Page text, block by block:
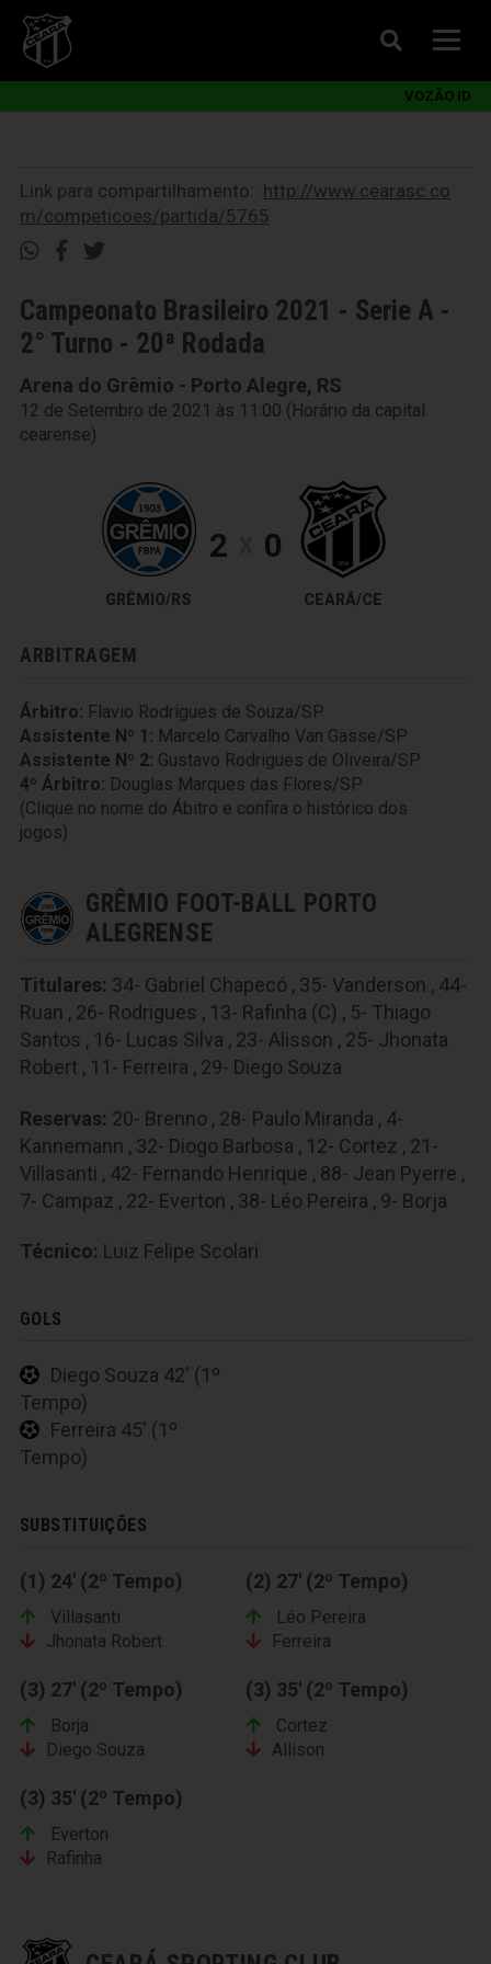
VOZÃO ID
Link para compartilhamento:: http://www.cearasc.co
m/competicoes/partida/5765
Campeonato Brasileiro 2021 - Serie A -
2° Turno - 20ª Rodada
Arena do Grêmio - Porto Alegre, RS
12 de Setembro de 2021 às 11:00 (Horário da capital
cearense)
GRÊMIO/RS
2 0
CEARÁ/CE
ARBITRAGEM
Árbitro: Flavio Rodrigues de Souza/SP
Assistente Nº 1: Marcelo Carvalho Van Gasse/SP
Assistente Nº 2: Gustavo Rodrigues de Oliveira/SP
4º Árbitro: Douglas Marques das Flores/SP
(Clique no nome do Ábitro e confira o histórico dos
jogos)
GRÊMIO FOOT-BALL PORTO
ALEGRENSE
Titulares: 34- Gabriel Chapecó , 35- Vanderson , 44-
Ruan , 26- Rodrigues , 13- Rafinha (C) , 5- Thiago
Santos , 16- Lucas Silva , 23- Alisson , 25- Jhonata
Robert , 11- Ferreira , 29- Diego Souza
Reservas: 20- Brenno , 28- Paulo Miranda , 4-
Kannemann , 32- Diogo Barbosa , 12- Cortez , 21-
Villasanti , 42- Fernando Henrique , 88- Jean Pyerre ,
7- Campaz , 22- Everton , 38- Léo Pereira , 9- Borja
Técnico: Luiz Felipe Scolari
GOLS
Diego Souza 42' (1º
Tempo)
Ferreira 45' (1º
Tempo)
SUBSTITUIÇÕES
(1) 24' (2º Tempo)
Villasanti
Jhonata Robert
(2) 27' (2º Tempo)
Léo Pereira
Ferreira
(3) 27' (2º Tempo)
Borja
Diego Souza
(3) 35' (2º Tempo)
Cortez
Allison
(3) 35' (2º Tempo)
Everton
Rafinha